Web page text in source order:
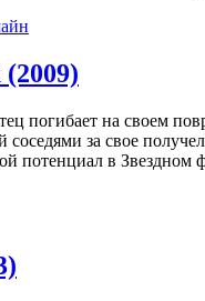
погибает на своем
за свое
потенциал в Звездном